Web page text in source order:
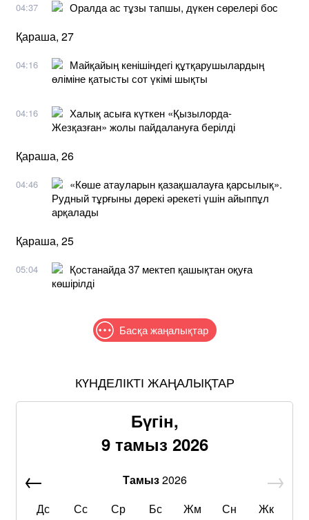
04:37 Оралда ас тұзы тапшы, дүкен сөрелері бос
Қараша, 27
04:16
Майқайың кенішіндегі құтқарушылардың
өліміне қатысты сот үкімі шықты
04:16
Халық асыға күткен «Қызылорда-
Жезқазған» жолы пайдалануға берілді
Қараша, 26
04:46
«Көше атауларын қазақшалауға қарсылық».
Рудный тұрғыны дөрекі әрекеті үшін айыппұл
арқалады
Қараша, 25
05:04
Қостанайда 37 мектеп қашықтан оқуға
көшірілді
Басқа жаңалықтар
КҮНДЕЛІКТІ ЖАҢАЛЫҚТАР
Бүгін,
9 тамыз 2026
Тамыз2026
Дс
Сс Ср Бс Жм Сн Жк